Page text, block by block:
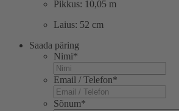
Pikkus: 10,05 m
Laius: 52 cm
Saada päring
Nimi*
Email / Telefon*
Sõnum*